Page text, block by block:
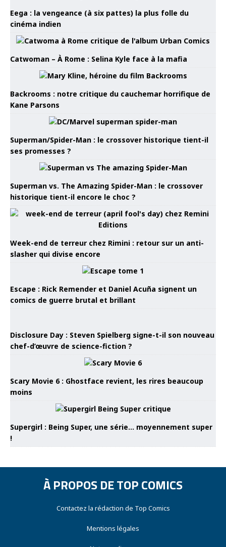
Eega : la vengeance (à six pattes) la plus folle du
cinéma indien
Catwoman – À Rome : Selina Kyle face à la mafia
Backrooms : notre critique du cauchemar horrifique de
Kane Parsons
Superman/Spider-Man : le crossover historique tient-il
ses promesses ?
Superman vs. The Amazing Spider-Man : le crossover
historique tient-il encore le choc ?
Week-end de terreur chez Rimini : retour sur un anti-
slasher qui divise encore
Escape : Rick Remender et Daniel Acuña signent un
comics de guerre brutal et brillant
Disclosure Day : Steven Spielberg signe-t-il son nouveau
chef-d’œuvre de science-fiction ?
Scary Movie 6 : Ghostface revient, les rires beaucoup
moins
Supergirl : Being Super, une série… moyennement super
!
À PROPOS DE TOP COMICS
Contactez la rédaction de Top Comics
Mentions légales